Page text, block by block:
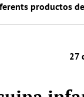
productos
27